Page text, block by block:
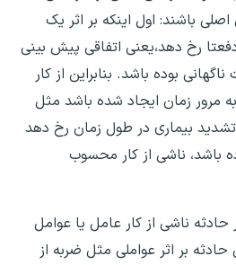
دارای ۳ ویژگی اصلی باشند: اول اینکه بر اثر یک
رخ دهد،یعنی اتفاقی پیش بینی
بوده باشد. بنابراین از کار
مرور زمان ایجاد شده باشد مثل
بیماری در طول زمان رخ دهد
باشد، ناشی از کار محسوب
حادثه ناشی از کار عامل یا عوامل
بر اثر عواملی مثل ضربه از